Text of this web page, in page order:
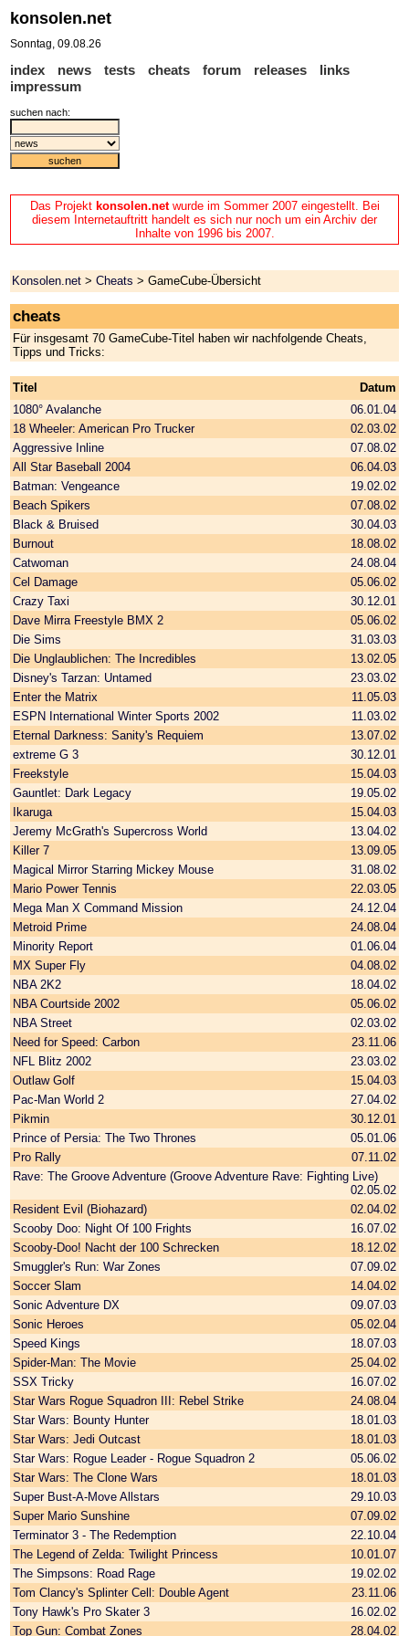
Das Projekt konsolen.netwurde im Sommer 2007 eingestellt. Bei
diesem Internetauftritt handelt es sich nur noch um ein Archiv der
Inhalte von 1996 bis 2007.
Konsolen.net >Cheats > GameCube-Übersicht
cheats
Für insgesamt 70 GameCube-Titel haben wir nachfolgende Cheats,
Tipps und Tricks:
Titel
Datum
1080° Avalanche
06.01.04
18 Wheeler: American Pro Trucker
02.03.02
Aggressive Inline
07.08.02
All Star Baseball 2004
06.04.03
Batman: Vengeance
19.02.02
Beach Spikers
07.08.02
Black & Bruised
30.04.03
Burnout
18.08.02
Catwoman
24.08.04
Cel Damage
05.06.02
Crazy Taxi
30.12.01
Dave Mirra Freestyle BMX 2
05.06.02
Die Sims
31.03.03
Die Unglaublichen: The Incredibles
13.02.05
Disney's Tarzan: Untamed
23.03.02
Enter the Matrix
11.05.03
ESPN International Winter Sports 2002
11.03.02
Eternal Darkness: Sanity's Requiem
13.07.02
extreme G 3
30.12.01
Freekstyle
15.04.03
Gauntlet: Dark Legacy
19.05.02
Ikaruga
15.04.03
Jeremy McGrath's Supercross World
13.04.02
Killer 7
13.09.05
Magical Mirror Starring Mickey Mouse
31.08.02
Mario Power Tennis
22.03.05
Mega Man X Command Mission
24.12.04
Metroid Prime
24.08.04
Minority Report
01.06.04
MX Super Fly
04.08.02
NBA 2K2
18.04.02
NBA Courtside 2002
05.06.02
NBA Street
02.03.02
Need for Speed: Carbon
23.11.06
NFL Blitz 2002
23.03.02
Outlaw Golf
15.04.03
Pac-Man World 2
27.04.02
Pikmin
30.12.01
Prince of Persia: The Two Thrones
05.01.06
Pro Rally
07.11.02
Rave: The Groove Adventure (Groove Adventure Rave: Fighting Live)
02.05.02
Resident Evil (Biohazard)
02.04.02
Scooby Doo: Night Of 100 Frights
16.07.02
Scooby-Doo! Nacht der 100 Schrecken
18.12.02
Smuggler's Run: War Zones
07.09.02
Soccer Slam
14.04.02
Sonic Adventure DX
09.07.03
Sonic Heroes
05.02.04
Speed Kings
18.07.03
Spider-Man: The Movie
25.04.02
SSX Tricky
16.07.02
Star Wars Rogue Squadron III: Rebel Strike
24.08.04
Star Wars: Bounty Hunter
18.01.03
Star Wars: Jedi Outcast
18.01.03
Star Wars: Rogue Leader - Rogue Squadron 2
05.06.02
Star Wars: The Clone Wars
18.01.03
Super Bust-A-Move Allstars
29.10.03
Super Mario Sunshine
07.09.02
Terminator 3 - The Redemption
22.10.04
The Legend of Zelda: Twilight Princess
10.01.07
The Simpsons: Road Rage
19.02.02
Tom Clancy's Splinter Cell: Double Agent
23.11.06
Tony Hawk's Pro Skater 3
16.02.02
Top Gun: Combat Zones
28.04.02
konsolen.net
Sonntag, 09.08.26
index news tests cheats forum releases
links
impressum
suchen nach: